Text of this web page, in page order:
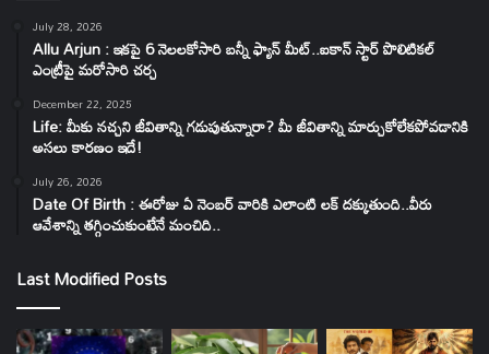
July 28, 2026
Allu Arjun : ఇకపై 6 నెలలకోసారి బన్నీ ఫ్యాన్ మీట్..ఐకాన్ స్టార్ పొలిటికల్
ఎంట్రీపై మరోసారి చర్చ
December 22, 2025
Life: మీకు నచ్చని జీవితాన్ని గడుపుతున్నారా? మీ జీవితాన్ని మార్చుకోలేకపోవడానికి
అసలు కారణం ఇదే!
July 26, 2026
Date Of Birth : ఈరోజు ఏ నెంబర్ వారికి ఎలాంటి లక్ దక్కుతుంది..వీరు
ఆవేశాన్ని తగ్గించుకుంటేనే మంచిది..
Last Modified Posts